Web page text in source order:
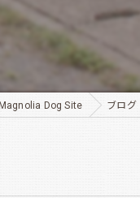
ゴールデンレトリーバー
犬舎
Dog Site ブログ